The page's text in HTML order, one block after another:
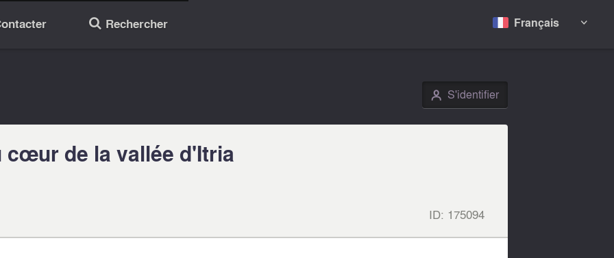
🔎 Rechercher Français 
👤 S'identifier
cœur de la vallée d'Itria
ID: 175094